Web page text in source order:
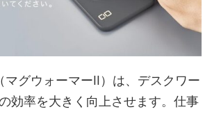
グウォーマーII）は、デスクワー
効率を大きく向上させます。仕事